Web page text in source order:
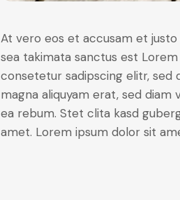
At vero eos et accusam et
sea takimata sanctus est
consetetur sadipscing elitr,
magna aliquyam erat, sed
ea rebum. Stet clita kasd
amet. Lorem ipsum dolor sit